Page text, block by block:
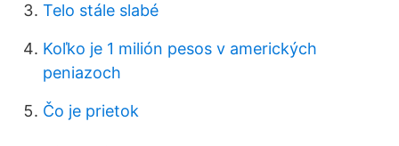
Telo stále slabé
Koľko je 1 milión pesos v amerických
peniazoch
Čo je prietok